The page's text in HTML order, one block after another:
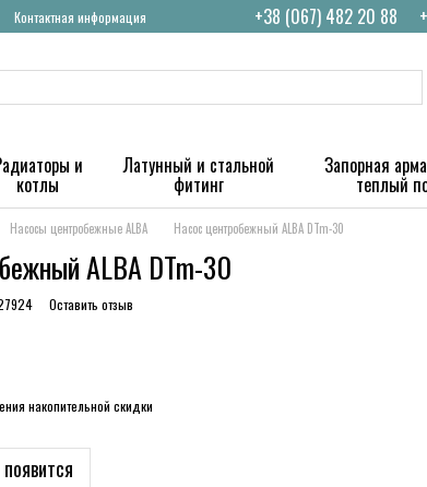
Контактная информация +38 (067) 482 20 88
и
котлы
Латунный и стальной
фитинг
Запорная
теплый
Насосы центробежные ALBA Насос центробежный ALBA DTm-30
ALBA DTm-30
Оставить отзыв
накопительной скидки